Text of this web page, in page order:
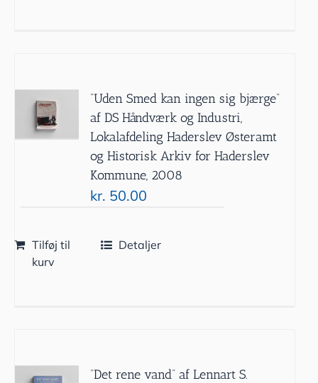
”Uden Smed kan ingen sig bjærge”
af DS Håndværk og Industri,
Lokalafdeling Haderslev Østeramt
og Historisk Arkiv for Haderslev
Kommune, 2008
kr. 50.00
Tilføj til
kurv
Detaljer
”Det rene vand” af Lennart S.